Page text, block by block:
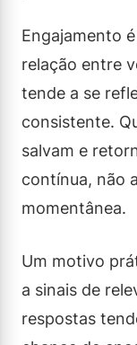
Engajamento
relação entre
tende a se
consistente.
salvam e
contínua, não
momentânea.
Um motivo
a sinais de
respostas